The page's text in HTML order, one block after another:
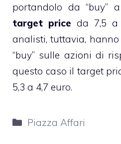
portandolo da “buy”
target price da 7,5 a
analisti, tuttavia,
“buy” sulle azioni di
questo caso il target
5,3 a 4,7 euro.
Categorie
Piazza Affari